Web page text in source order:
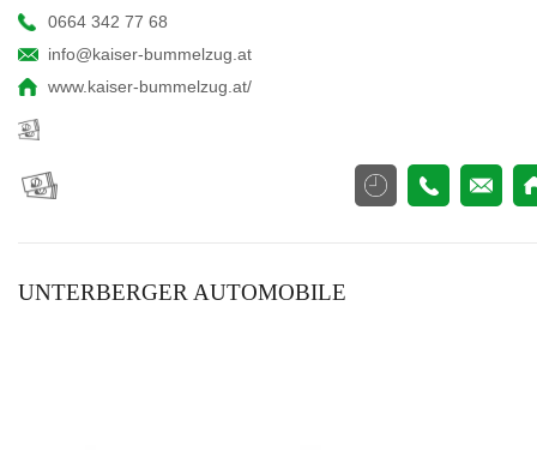
0664 342 77 68
info@kaiser-bummelzug.at
www.kaiser-bummelzug.at/
UNTERBERGER AUTOMOBILE